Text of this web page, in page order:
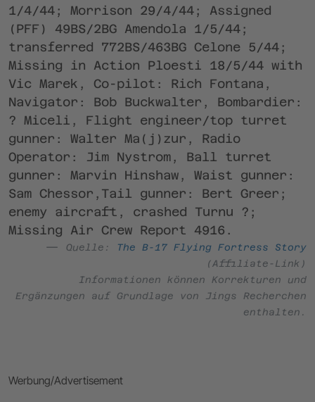
1/4/44; Morrison 29/4/44; Assigned
(PFF) 49BS/2BG Amendola 1/5/44;
transferred 772BS/463BG Celone 5/44;
Missing in Action Ploesti 18/5/44 with
Vic Marek, Co-pilot: Rich Fontana,
Navigator: Bob Buckwalter, Bombardier:
? Miceli, Flight engineer/top turret
gunner: Walter Ma(j)zur, Radio
Operator: Jim Nystrom, Ball turret
gunner: Marvin Hinshaw, Waist gunner:
Sam Chessor,Tail gunner: Bert Greer;
enemy aircraft, crashed Turnu ?;
Missing Air Crew Report 4916.
Quelle:
The B-17 Flying Fortress Story
(Affiliate-Link)
Informationen können Korrekturen und
Ergänzungen auf Grundlage von Jings Recherchen
enthalten.
Werbung/Advertisement